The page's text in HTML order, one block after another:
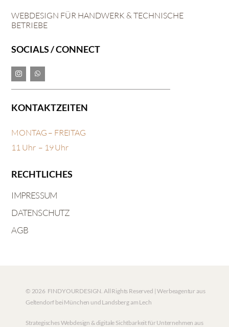
WEBDESIGN FÜR HANDWERK & TECHNISCHE
BETRIEBE
SOCIALS / CONNECT
KONTAKTZEITEN
MONTAG – FREITAG
11 Uhr – 19 Uhr
RECHTLICHES
IMPRESSUM
DATENSCHUTZ
AGB
© 2026 FINDYOURDESIGN. All Rights Reserved | Werbeagentur aus
Geltendorf bei München und Landsberg am Lech
Strategisches Webdesign & digitale Sichtbarkeit für Unternehmen aus